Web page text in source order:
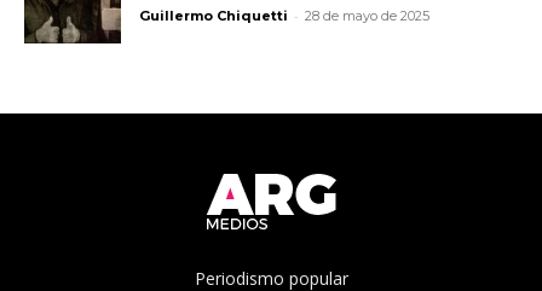
Guillermo Chiquetti - 28 de mayo de 2025
Periodismo popular